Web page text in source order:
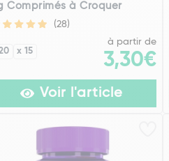
Comprimés à Croquer
(28)
x 15
à partir de
3,30€
Voir l'article